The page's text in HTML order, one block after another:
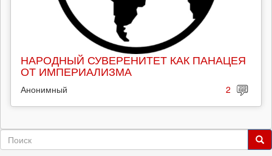
НАРОДНЫЙ СУВЕРЕНИТЕТ КАК ПАНАЦЕЯ
ОТ ИМПЕРИАЛИЗМА
Анонимный 2
Форма